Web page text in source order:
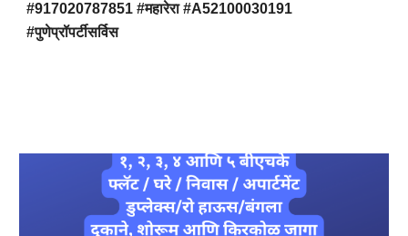
#917020787851 #महारेरा #A52100030191
#पुणेप्रॉपर्टीसर्विस